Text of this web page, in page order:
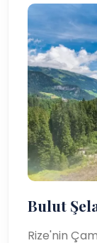
Bulut
Rize'nin